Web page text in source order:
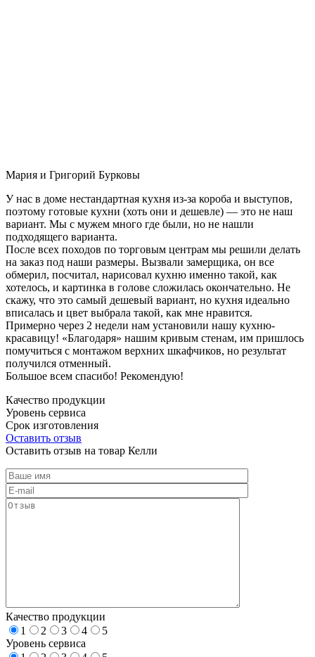
Мария и Григорий Бурковы
У нас в доме нестандартная кухня из-за короба и выступов,
поэтому готовые кухни (хоть они и дешевле) — это не наш
вариант. Мы с мужем много где были, но не нашли
подходящего варианта.
После всех походов по торговым центрам мы решили делать
на заказ под наши размеры. Вызвали замерщика, он все
обмерил, посчитал, нарисовал кухню именно такой, как
хотелось, и картинка в голове сложилась окончательно. Не
скажу, что это самый дешевый вариант, но кухня идеально
вписалась и цвет выбрала такой, как мне нравится.
Примерно через 2 недели нам установили нашу кухню-
красавицу! «Благодаря» нашим кривым стенам, им пришлось
помучиться с монтажом верхних шкафчиков, но результат
получился отменный.
Большое всем спасибо! Рекомендую!
Качество продукции
Уровень сервиса
Срок изготовления
Оставить отзыв
Оставить отзыв на товар Келли
Качество продукции
1
2 3 4
5
Уровень сервиса